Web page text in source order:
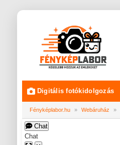
Digitális fotókidolgozás
Fényképlabor.hu » Webáruház »
Chat
Chat